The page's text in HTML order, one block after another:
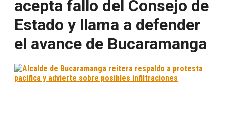
acepta fallo del Consejo de
Estado y llama a defender
el avance de Bucaramanga